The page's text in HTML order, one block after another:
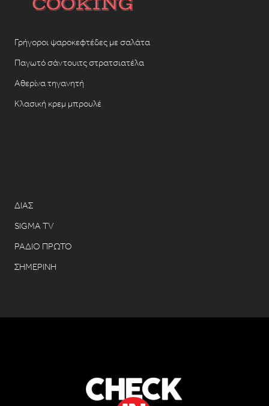
Γρήγοροι ψαροκεφτέδες με σαλάτα
Παγωτό σάντουιτς στρατσιατέλα
Αθερίνα τηγανητή
Κλασική κρεμ μπρουλέ
ΔΙΑΣ
SIGMA TV
ΡΑΔΙΟ ΠΡΩΤΟ
ΣΗΜΕΡΙΝΗ